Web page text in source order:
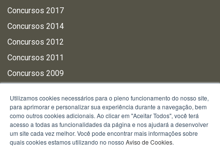
Concursos 2017
Concursos 2014
Concursos 2012
Concursos 2011
Concursos 2009
PÚBLICO INTERNO
Administração Site BM
EAD BM (AVABM)
Utilizamos cookies necessários para o pleno funcionamento do nosso site,
para aprimorar e personalizar sua experiência durante a navegação, bem
como outros cookies adicionais. Ao clicar em "Aceitar Todos", você terá
acesso a todas as funcionalidades da página e nos ajudará a desenvolver
um site cada vez melhor. Você pode encontrar mais informações sobre
quais cookies estamos utilizando no nosso Aviso de Cookies.